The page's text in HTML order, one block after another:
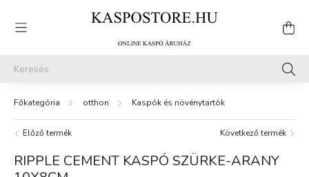
otthon Kaspók és növénytartók
Előző termék Következő termék
RIPPLE CEMENT KASPÓ SZÜRKE-ARANY